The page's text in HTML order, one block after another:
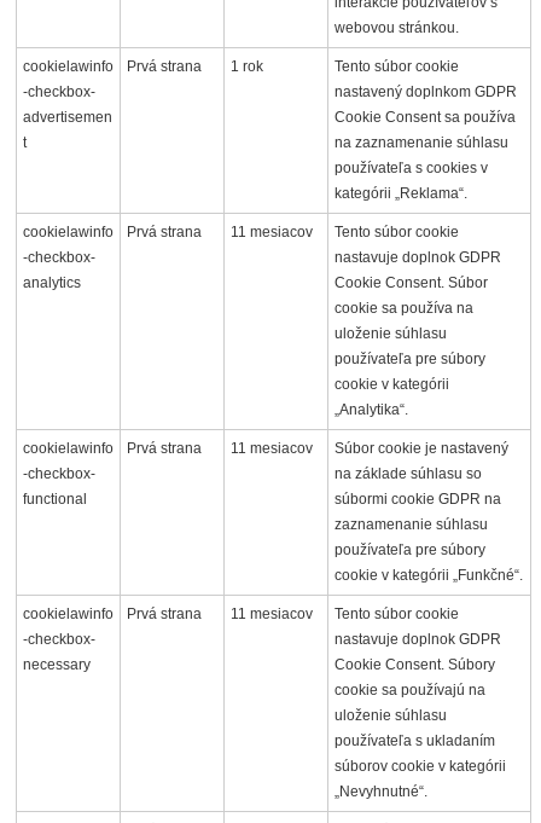
webovou stránkou.
cookielawinfo
-checkbox-
advertisemen
t
Prvá strana 1 rok
Tento súbor cookie
nastavený doplnkom GDPR
Cookie Consent sa používa
na zaznamenanie súhlasu
používateľa s cookies v
kategórii „Reklama“.
cookielawinfo
-checkbox-
analytics
Prvá strana 11 mesiacov
Tento súbor cookie
nastavuje doplnok GDPR
Cookie Consent. Súbor
cookie sa používa na
uloženie súhlasu
používateľa pre súbory
cookie v kategórii
„Analytika“.
cookielawinfo
-checkbox-
functional
Prvá strana 11 mesiacov
Súbor cookie je nastavený
na základe súhlasu so
súbormi cookie GDPR na
zaznamenanie súhlasu
používateľa pre súbory
cookie v kategórii „Funkčné“.
cookielawinfo
-checkbox-
necessary
Prvá strana 11 mesiacov
Tento súbor cookie
nastavuje doplnok GDPR
Cookie Consent. Súbory
cookie sa používajú na
uloženie súhlasu
používateľa s ukladaním
súborov cookie v kategórii
„Nevyhnutné“.